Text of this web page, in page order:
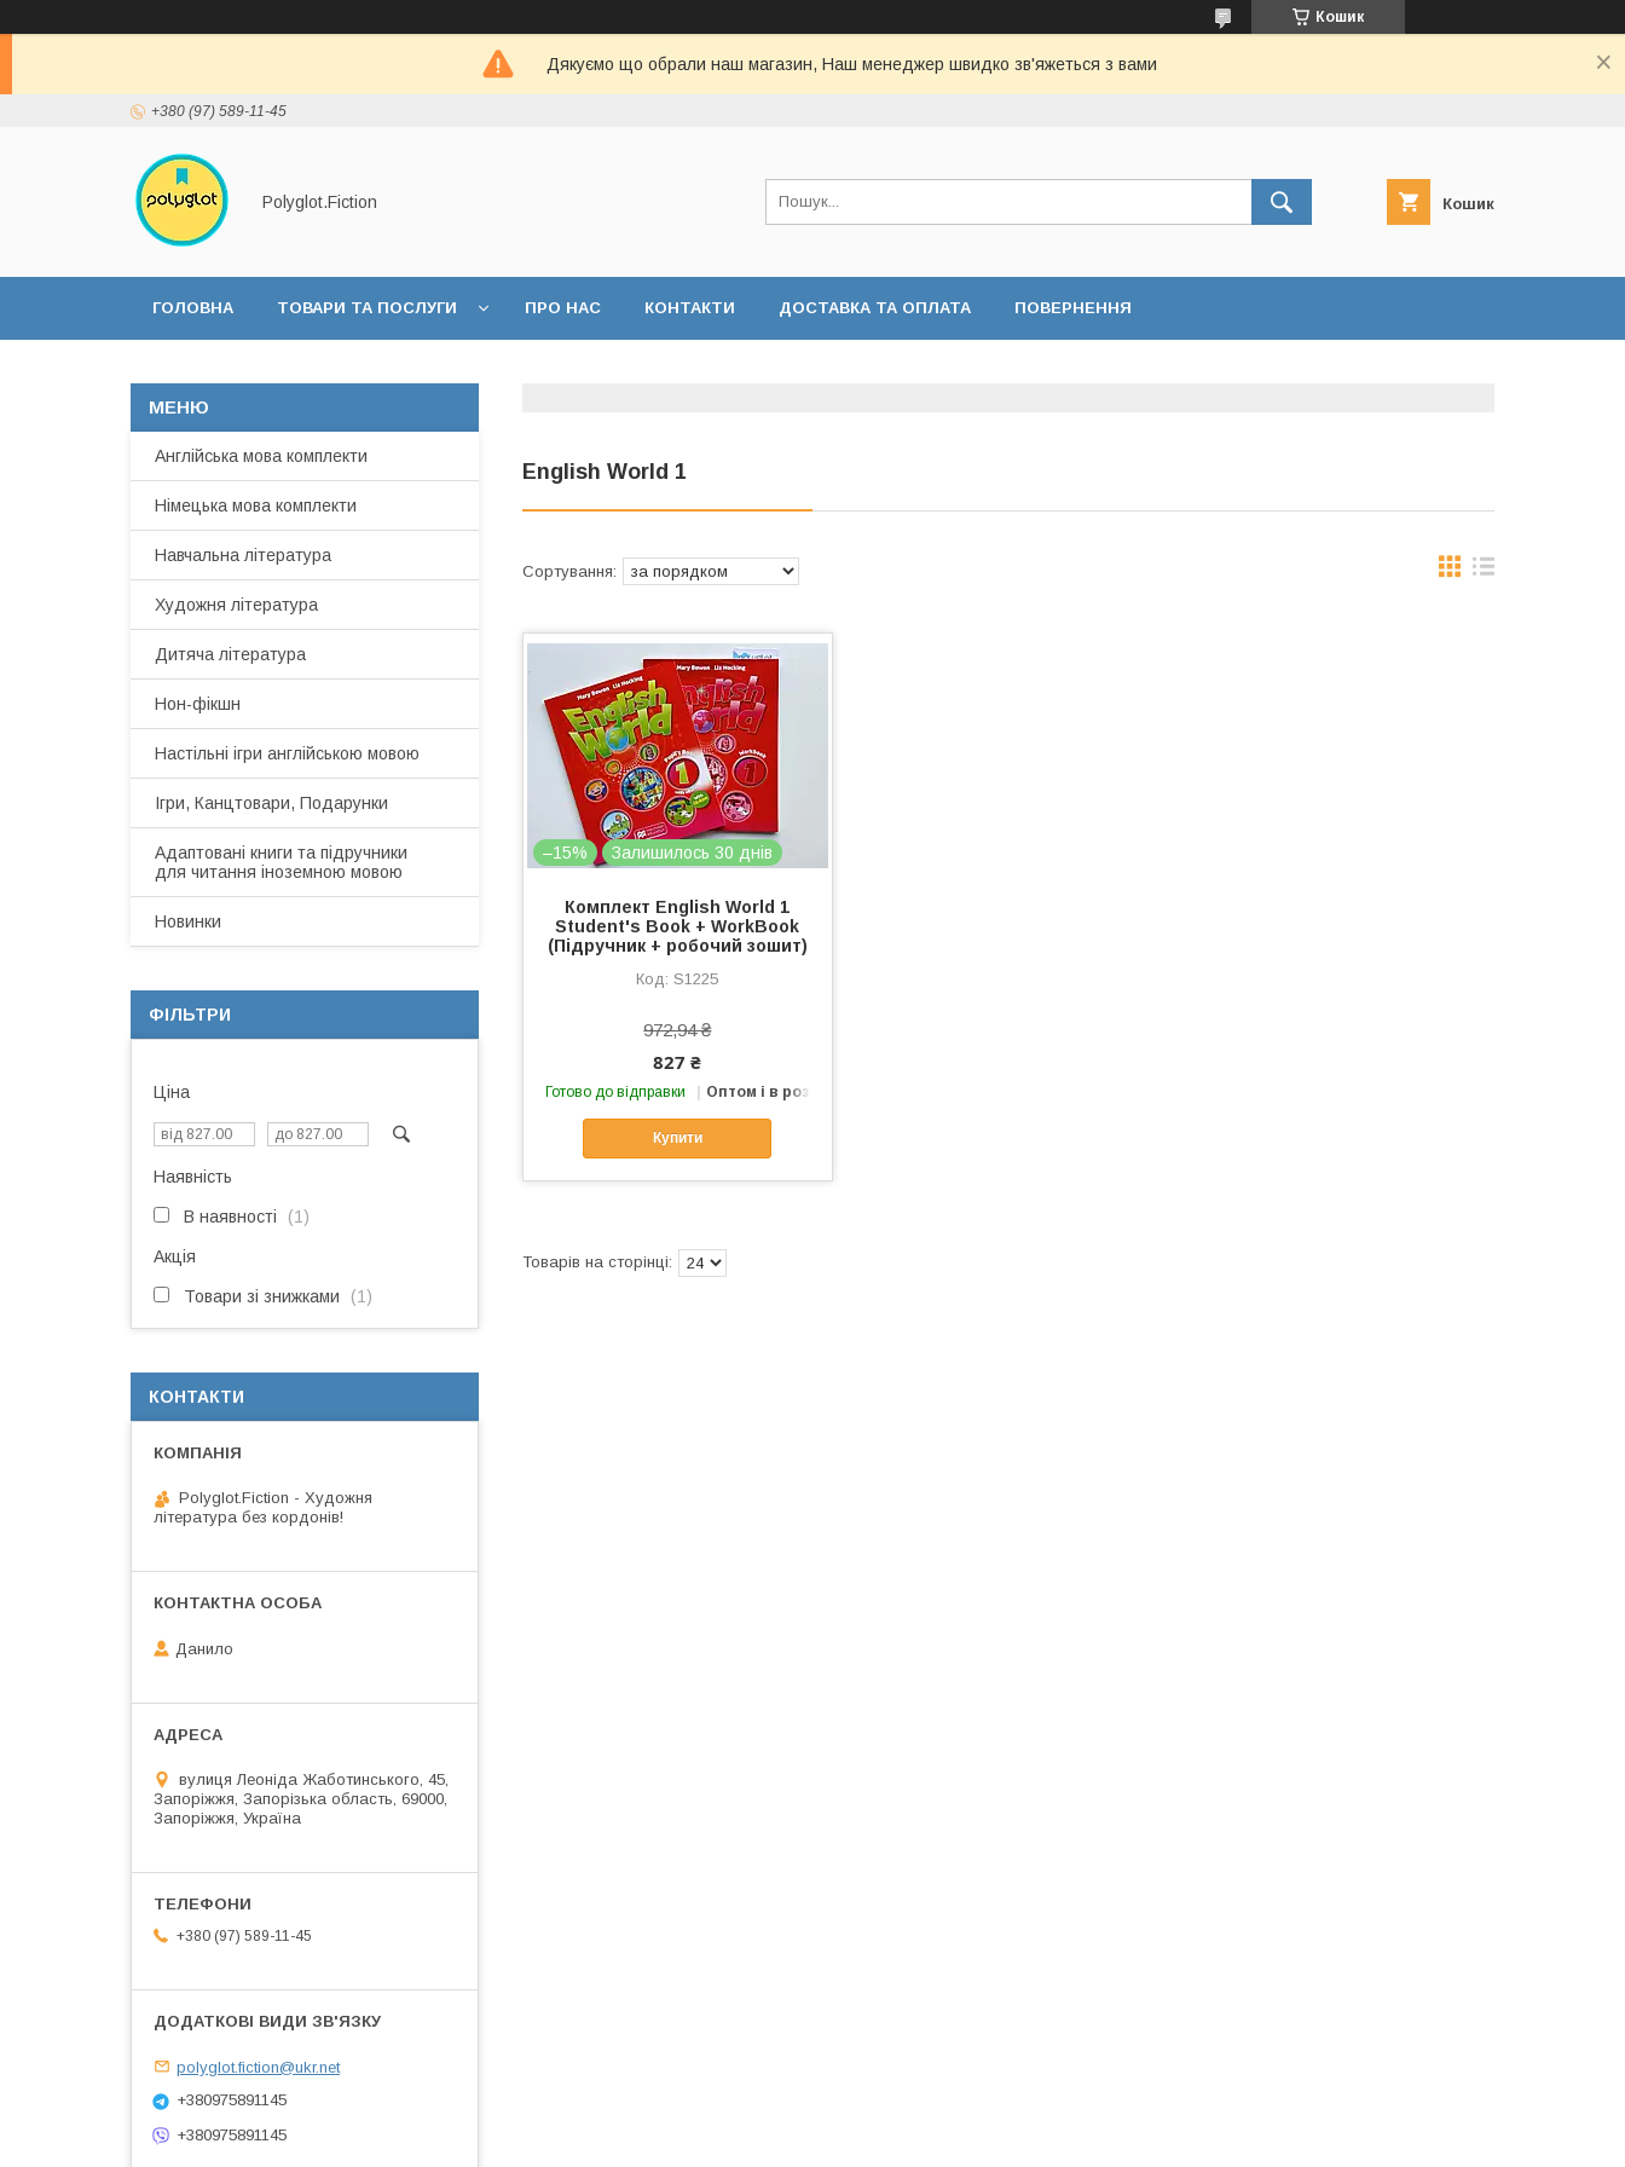
Кошик
Дякуємо що обрали наш магазин, Наш менеджер швидко зв'яжеться з вами
+380 (97) 589-11-45
Polyglot.Fiction Кошик
ГОЛОВНА ТОВАРИ ТА ПОСЛУГИ ПРО НАС КОНТАКТИ ДОСТАВКА ТА ОПЛАТА ПОВЕРНЕННЯ
English World 1
–15% Залишилось 30 днів
Комплект English World 1
Student's Book + WorkBook
(Підручник + робочий зошит)
S1225
972,94 ₴
827 ₴
Готово до відправки Оптом і в роздріб
Купити
Англійська мова комплекти
Німецька мова комплекти
Навчальна література
Художня література
Дитяча література
Нон-фікшн
Настільні ігри англійською мовою
Ігри, Канцтовари, Подарунки
Адаптовані книги та підручники
для читання іноземною мовою
Новинки
ФІЛЬТРИ
Ціна
Наявність
В наявності 1
Акція
Товари зі знижками 1
КОНТАКТИ
Polyglot.Fiction - Художня
література без кордонів!
Данило
вулиця Леоніда Жаботинського, 45,
Запоріжжя, Запорізька область, 69000,
Запоріжжя, Україна
+380 (97) 589-11-45
polyglot.fiction@ukr.net
+380975891145
+380975891145